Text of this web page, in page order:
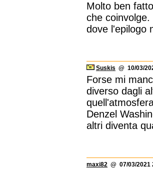
Molto ben
che
dove l'epilogo
Suskis @ 10/03/
Forse mi
diverso dagli
Denzel
altri diventa
maxi82 @ 07/03/2021